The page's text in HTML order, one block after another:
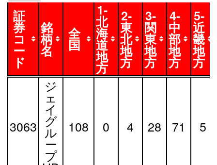
証
券
コ
ー
ド
銘
柄
名
全
国
1-
北
海
道
地
方
2-
東
北
地
方
3-
関
東
地
方
4-
中
部
地
方
5-
近
畿
地
方
証
ド
銘
柄
名
全 1-
地
2-
方
3-
方
4-
方
5-
方
3063
ジ
ェ
イ
グ
ル
ー
プ
108 0 4 28 71 5